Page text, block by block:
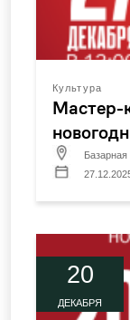
Культура
Мастер-
20
ДЕКАБРЯ